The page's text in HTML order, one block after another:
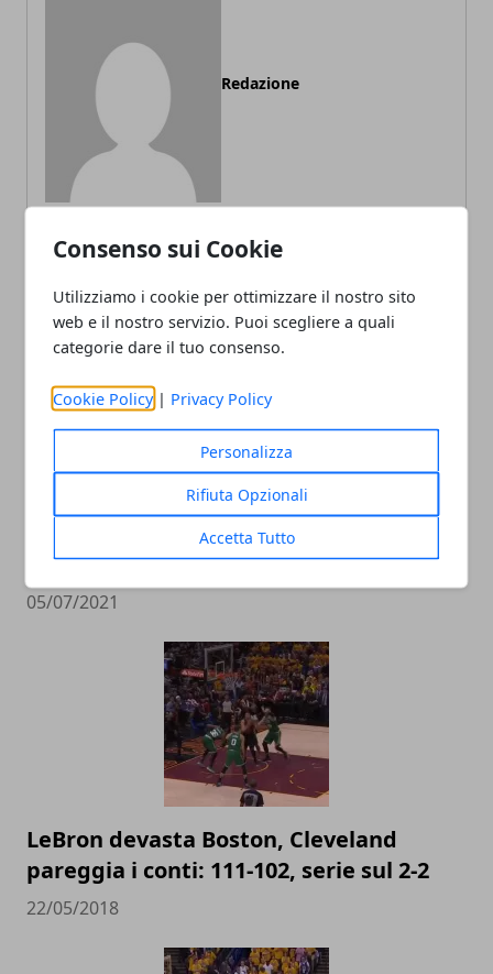
Consenso sui Cookie
Utilizziamo i cookie per ottimizzare il nostro sito
web e il nostro servizio. Puoi scegliere a quali
categorie dare il tuo consenso.
Cookie Policy | Privacy Policy
Personalizza
Rifiuta Opzionali
Accetta Tutto
Redazione
ARTICOLI CORRELATI
I paperoni della NBA: il vorticoso e
redditizio business di LeBron James
05/07/2021
LeBron devasta Boston, Cleveland
pareggia i conti: 111-102, serie sul 2-2
22/05/2018